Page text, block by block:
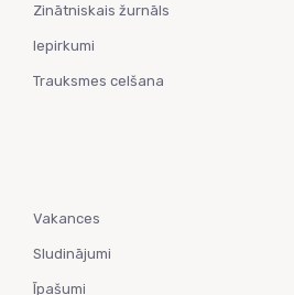
Zinātniskais žurnāls
Iepirkumi
Trauksmes celšana
Vakances
Sludinājumi
Īpašumi